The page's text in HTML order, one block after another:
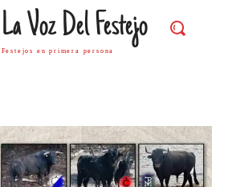
La Voz Del Festejo
Festejos en primera persona